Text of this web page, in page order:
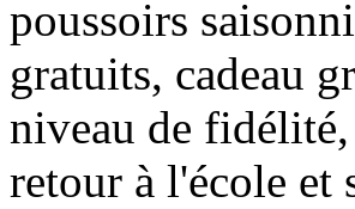
poussoirs
gratuits, cadeau
niveau de fidélité,
retour à l'école et